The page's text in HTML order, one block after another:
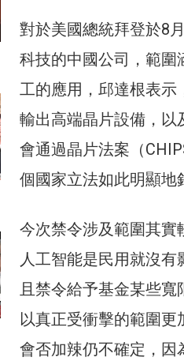
對於美國總統拜登於8
科技的中國公司，範圍
工的應用，邱達根表示
輸出高端晶片設備，以
會通過晶片法案（
個國家立法如此明顯地
今次禁令涉及範圍其實
人工智能是民用就沒
且禁令給予基金某些
以真正受衝擊的範圍
會否加辣仍不確定，因